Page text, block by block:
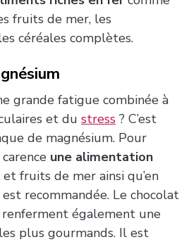
fruits de mer, les
céréales complètes.
grande fatigue combinée à
et du stress ? C’est
de magnésium. Pour
une alimentation
et fruits de mer ainsi qu’en
recommandée. Le chocolat
également une
plus gourmands. Il est